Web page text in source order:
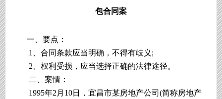
包合同案
一、要点：
1、合同条款应当明确，不得有歧义;
2、权利受损，应当选择正确的法律途径。
二、案情：
1995年2月10日，宜昌市某房地产公司(简称房地产